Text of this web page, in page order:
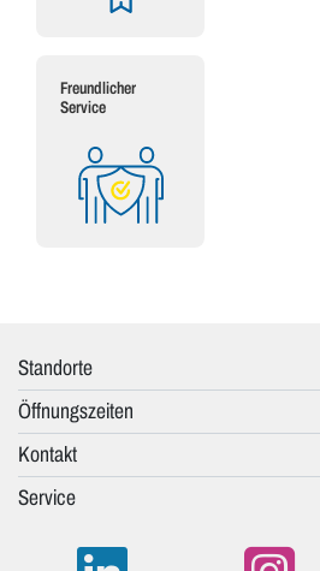
Freundlicher
Service
Standorte
Öffnungszeiten
Kontakt
Service